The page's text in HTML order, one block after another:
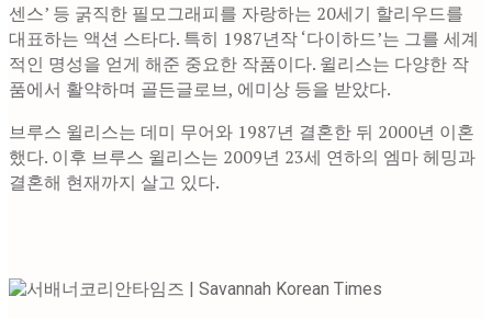
센스’ 등 굵직한 필모그래피를 자랑하는 20세기 할리우드를
대표하는 액션 스타다. 특히 1987년작 ‘다이하드’는 그를 세계
적인 명성을 얻게 해준 중요한 작품이다. 윌리스는 다양한 작
품에서 활약하며 골든글로브, 에미상 등을 받았다.
브루스 윌리스는 데미 무어와 1987년 결혼한 뒤 2000년 이혼
했다. 이후 브루스 윌리스는 2009년 23세 연하의 엠마 헤밍과
결혼해 현재까지 살고 있다.